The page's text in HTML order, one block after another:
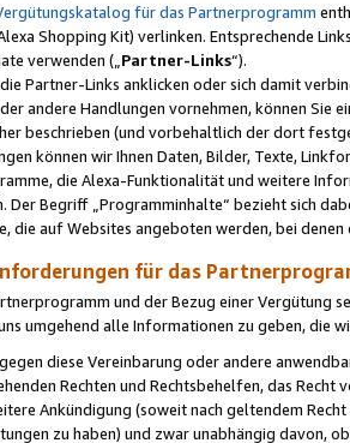
für das Partnerprogramm
Shopping Kit) verlinken. Entsprechende
verwenden („ Partner-Links“).
Partner-Links anklicken oder sich damit
andere Handlungen vornehmen, können Sie
beschrieben (und vorbehaltlich der dort
können wir Ihnen Daten, Bilder, Texte,
die Alexa-Funktionalität und weitere
Der Begriff „Programminhalte“ bezieht sich
die auf Websites angeboten werden, bei
für das
und der Bezug einer Vergütung
umgehend alle Informationen zu geben, die
gegen diese Vereinbarung oder andere
Rechten und Rechtsbehelfen, das
Ankündigung (soweit nach geltendem
zu haben) und zwar unabhängig davon,